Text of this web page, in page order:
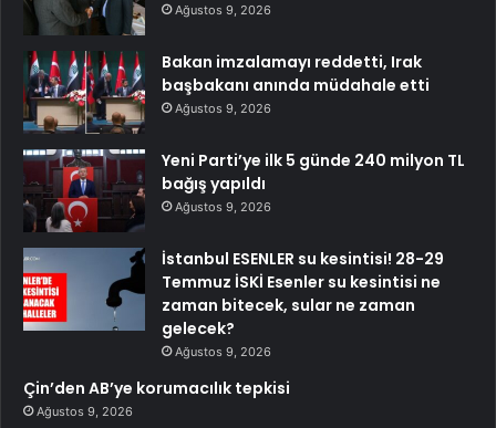
Ağustos 9, 2026
Bakan imzalamayı reddetti, Irak
başbakanı anında müdahale etti
Ağustos 9, 2026
Yeni Parti’ye ilk 5 günde 240 milyon TL
bağış yapıldı
Ağustos 9, 2026
İstanbul ESENLER su kesintisi! 28-29
Temmuz İSKİ Esenler su kesintisi ne
zaman bitecek, sular ne zaman
gelecek?
Ağustos 9, 2026
Çin’den AB’ye korumacılık tepkisi
Ağustos 9, 2026